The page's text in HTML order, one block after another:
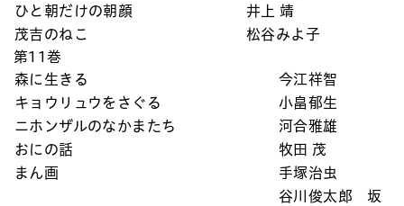
ひと朝だけの朝顔
井上 靖
茂吉のねこ
松谷みよ子
第11巻
森に生きる
今江祥智
キョウリュウをさぐる
小畠郁生
ニホンザルのなかまたち
河合雅雄
おにの話
牧田 茂
まん画
手塚治虫
谷川俊太郎 坂